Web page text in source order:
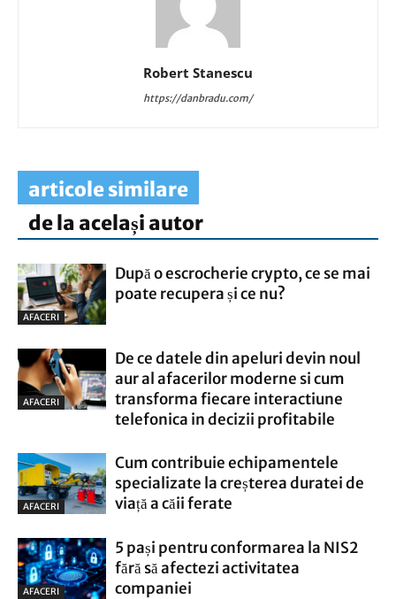
Robert Stanescu
https://danbradu.com/
articole similare
de la același autor
AFACERI
După o escrocherie crypto, ce se mai
poate recupera și ce nu?
AFACERI
De ce datele din apeluri devin noul
aur al afacerilor moderne si cum
transforma fiecare interactiune
telefonica in decizii profitabile
AFACERI
Cum contribuie echipamentele
specializate la creșterea duratei de
viață a căii ferate
AFACERI
5 pași pentru conformarea la NIS2
fără să afectezi activitatea
companiei